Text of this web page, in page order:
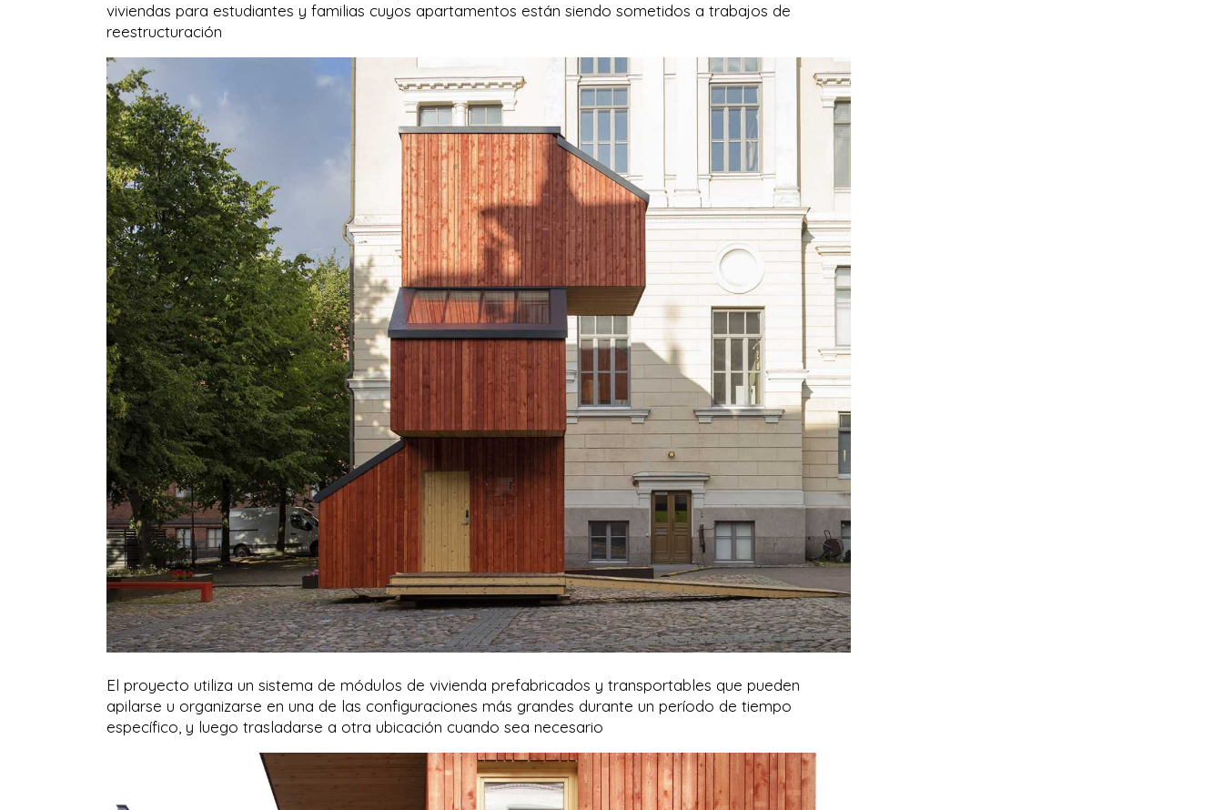
viviendas para estudiantes y familias cuyos apartamentos están siendo sometidos a trabajos de
reestructuración
El proyecto utiliza un sistema de módulos de vivienda prefabricados y transportables que pueden
apilarse u organizarse en una de las configuraciones más grandes durante un período de tiempo
específico, y luego trasladarse a otra ubicación cuando sea necesario